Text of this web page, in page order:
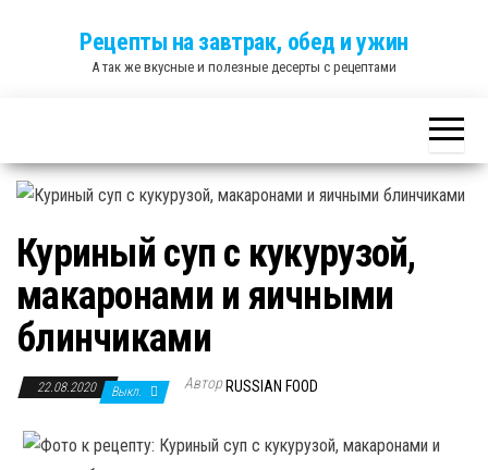
Рецепты на завтрак, обед и ужин
А так же вкусные и полезные десерты с рецептами
Куриный суп с кукурузой,
макаронами и яичными
блинчиками
22.08.2020 Выкл. Автор RUSSIAN FOOD